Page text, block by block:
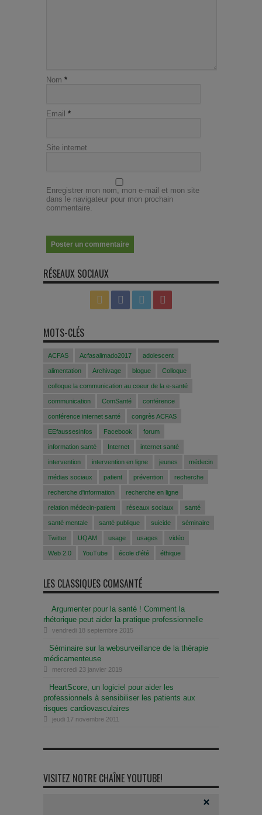
Nom *
Email *
Site internet
Enregistrer mon nom, mon e-mail et mon site
dans le navigateur pour mon prochain
commentaire.
RÉSEAUX SOCIAUX
MOTS-CLÉS
ACFAS Acfasalimado2017 adolescent
alimentation Archivage blogue Colloque
colloque la communication au coeur de la e-santé
communication ComSanté conférence
conférence internet santé congrès ACFAS
EEfaussesinfos Facebook forum
information santé Internet internet santé
intervention intervention en ligne jeunes médecin
médias sociaux patient prévention recherche
recherche d'information recherche en ligne
relation médecin-patient réseaux sociaux santé
santé mentale santé publique suicide séminaire
Twitter UQAM usage usages vidéo
Web 2.0 YouTube école d'été éthique
LES CLASSIQUES COMSANTÉ
Argumenter pour la santé ! Comment la
rhétorique peut aider la pratique professionnelle
vendredi 18 septembre 2015
Séminaire sur la websurveillance de la thérapie
médicamenteuse
mercredi 23 janvier 2019
HeartScore, un logiciel pour aider les
professionnels à sensibiliser les patients aux
risques cardiovasculaires
jeudi 17 novembre 2011
VISITEZ NOTRE CHAÎNE YOUTUBE!